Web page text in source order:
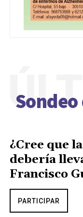
Sondeo
¿Cree que
debería
Francisco
PARTICIPAR